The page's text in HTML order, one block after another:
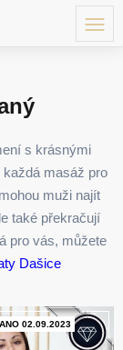
s krásnými
masáž pro
muži najít
také překračují
pro vás, můžete
Dašice
02.09.2023